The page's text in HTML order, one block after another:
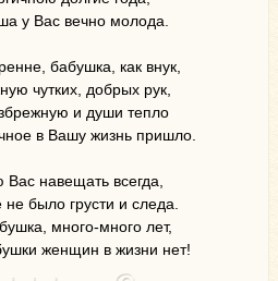
у Вас вечно молода.
бабушка, как внук,
чутких, добрых рук,
и души тепло
в Вашу жизнь пришло.
навещать всегда,
было грусти и следа.
много-много лет,
женщин в жизни нет!